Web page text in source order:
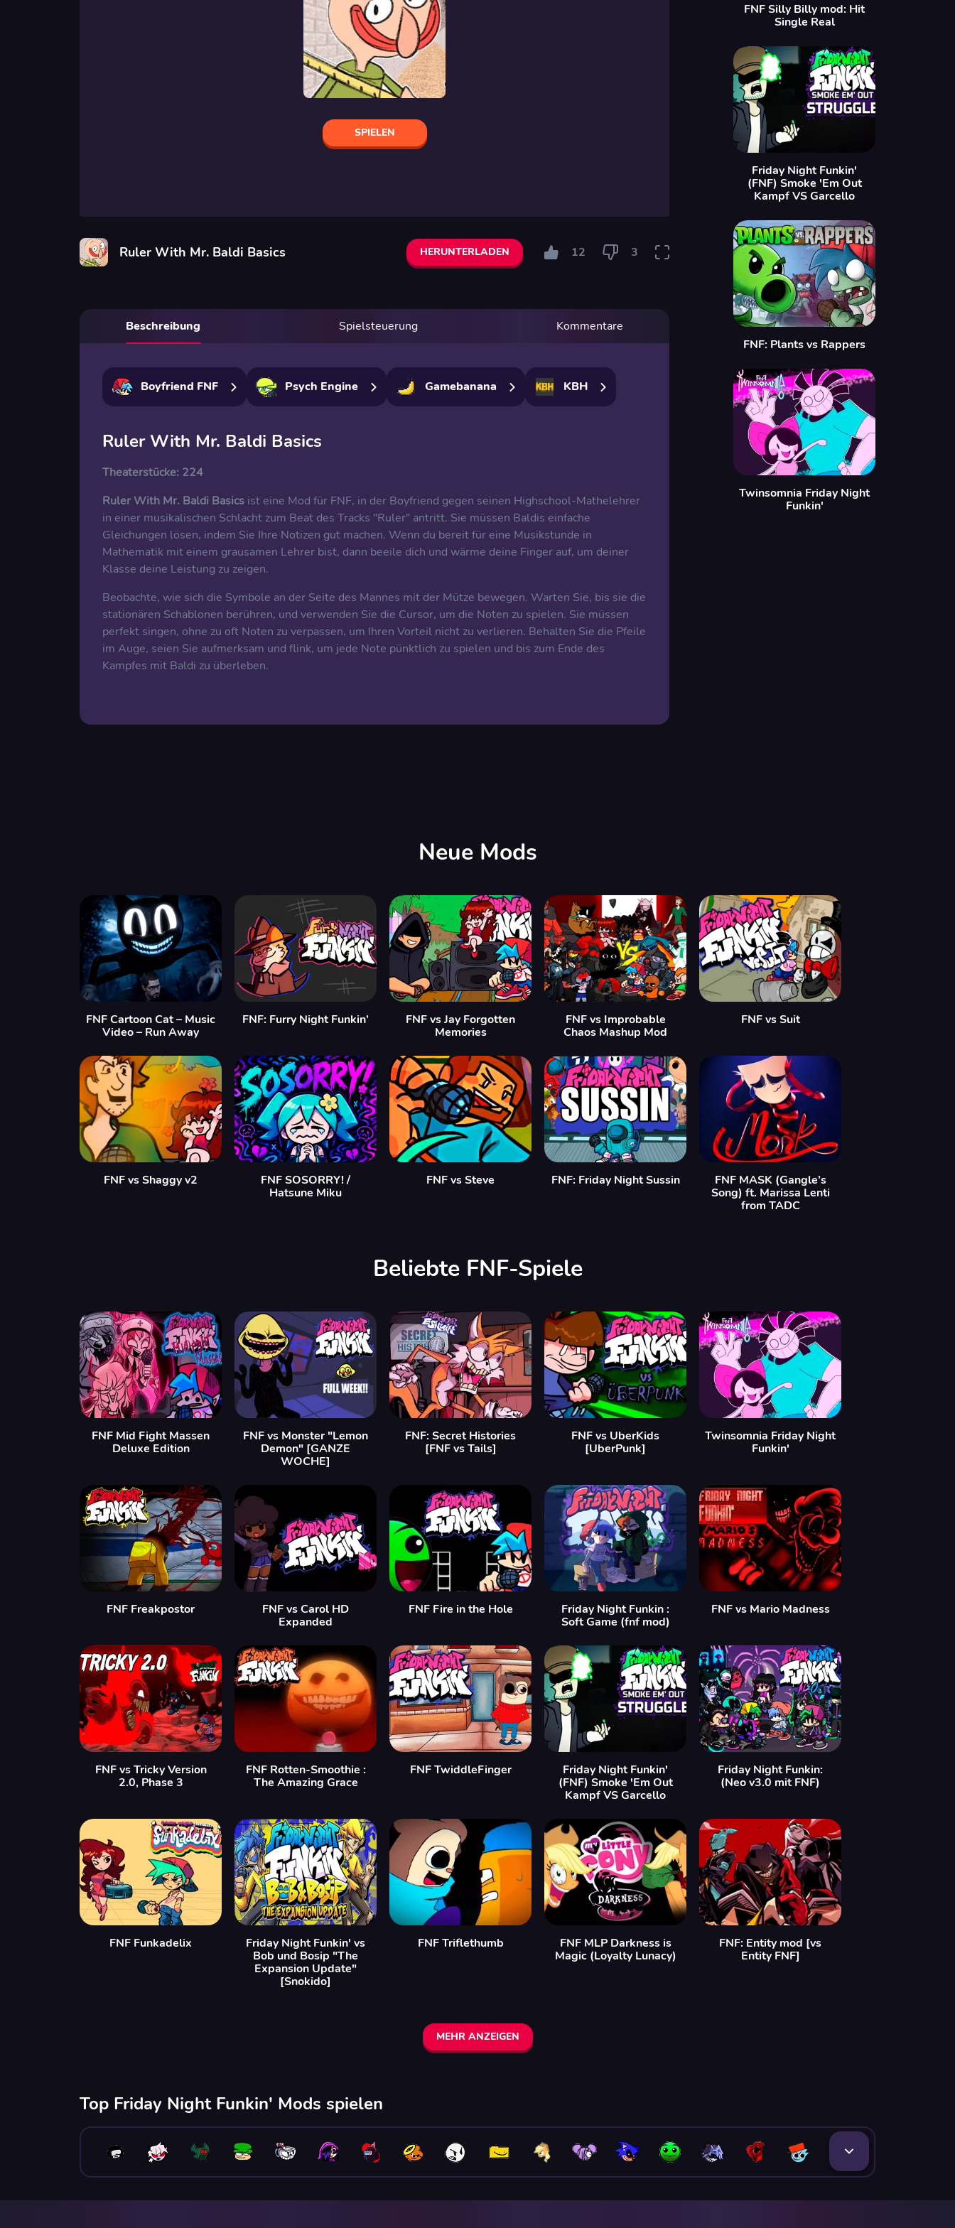
SPIELEN
Ruler With Mr. Baldi Basics HERUNTERLADEN 12 3
Beschreibung Spielsteuerung Kommentare
Boyfriend FNF Psych Engine Gamebanana KBH
Ruler With Mr. Baldi Basics
Theaterstücke: 224
Ruler With Mr. Baldi Basics ist eine Mod für FNF, in der Boyfriend gegen seinen Highschool-Mathelehrer
in einer musikalischen Schlacht zum Beat des Tracks "Ruler" antritt. Sie müssen Baldis einfache
Gleichungen lösen, indem Sie Ihre Notizen gut machen. Wenn du bereit für eine Musikstunde in
Mathematik mit einem grausamen Lehrer bist, dann beeile dich und wärme deine Finger auf, um deiner
Klasse deine Leistung zu zeigen.
Beobachte, wie sich die Symbole an der Seite des Mannes mit der Mütze bewegen. Warten Sie, bis sie die
stationären Schablonen berühren, und verwenden Sie die Cursor, um die Noten zu spielen. Sie müssen
perfekt singen, ohne zu oft Noten zu verpassen, um Ihren Vorteil nicht zu verlieren. Behalten Sie die Pfeile
im Auge, seien Sie aufmerksam und flink, um jede Note pünktlich zu spielen und bis zum Ende des
Kampfes mit Baldi zu überleben.
FNF Silly Billy mod: Hit
Single Real
Friday Night Funkin'
(FNF) Smoke 'Em Out
Kampf VS Garcello
FNF: Plants vs Rappers
Twinsomnia Friday Night
Funkin'
Neue Mods
FNF Cartoon Cat – Music
Video – Run Away
FNF: Furry Night Funkin’
FNF vs Jay Forgotten
Memories
FNF vs Improbable
Chaos Mashup Mod
FNF vs Suit
FNF vs Shaggy v2
FNF SOSORRY! /
Hatsune Miku
FNF vs Steve FNF: Friday Night Sussin
FNF MASK (Gangle’s
Song) ft. Marissa Lenti
from TADC
Beliebte FNF-Spiele
FNF Mid Fight Massen
Deluxe Edition
FNF vs Monster "Lemon
Demon" [GANZE
WOCHE]
FNF: Secret Histories
[FNF vs Tails]
FNF vs UberKids
[UberPunk]
Twinsomnia Friday Night
Funkin'
FNF Freakpostor
FNF vs Carol HD
Expanded
FNF Fire in the Hole
Friday Night Funkin :
Soft Game (fnf mod)
FNF vs Mario Madness
FNF vs Tricky Version
2.0, Phase 3
FNF Rotten-Smoothie :
The Amazing Grace
FNF TwiddleFinger
Friday Night Funkin'
(FNF) Smoke 'Em Out
Kampf VS Garcello
Friday Night Funkin:
(Neo v3.0 mit FNF)
FNF Funkadelix
Friday Night Funkin' vs
Bob und Bosip "The
Expansion Update"
[Snokido]
FNF Triflethumb
FNF MLP Darkness is
Magic (Loyalty Lunacy)
FNF: Entity mod [vs
Entity FNF]
MEHR ANZEIGEN
Top Friday Night Funkin' Mods spielen